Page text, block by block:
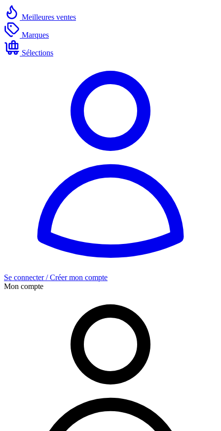
Meilleures ventes
Marques
Sélections
Se connecter / Créer mon compte
Mon compte